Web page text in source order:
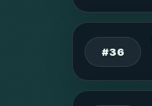
#36